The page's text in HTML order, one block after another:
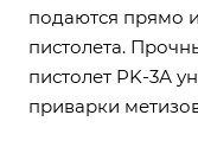
подаются прямо
пистолета.
пистолет PK-3А
приварки